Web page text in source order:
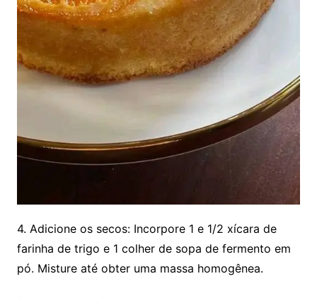
4. Adicione os secos: Incorpore 1 e 1/2 xícara de
farinha de trigo e 1 colher de sopa de fermento em
pó. Misture até obter uma massa homogênea.